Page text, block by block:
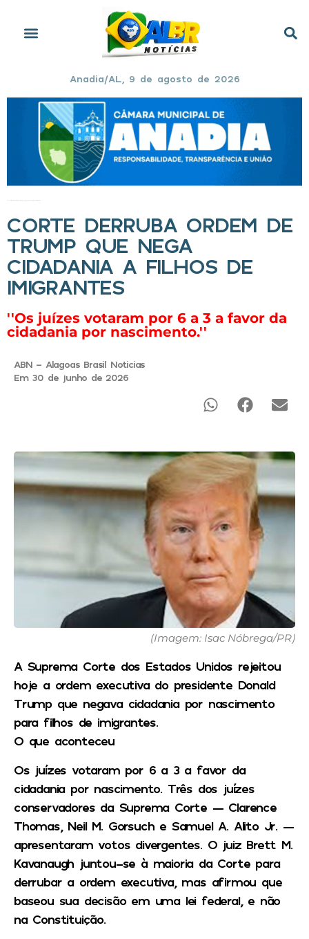
Anadia/AL, 9 de agosto de 2026
CORTE DERRUBA ORDEM DE
TRUMP QUE NEGA
CIDADANIA A FILHOS DE
IMIGRANTES
''Os juízes votaram por 6 a 3 a favor da
cidadania por nascimento.''
ABN - Alagoas Brasil Noticias
Em 30 de junho de 2026
(Imagem: Isac Nóbrega/PR)
A Suprema Corte dos Estados Unidos rejeitou
hoje a ordem executiva do presidente Donald
Trump que negava cidadania por nascimento
para filhos de imigrantes.
O que aconteceu
Os juízes votaram por 6 a 3 a favor da
cidadania por nascimento. Três dos juízes
conservadores da Suprema Corte — Clarence
Thomas, Neil M. Gorsuch e Samuel A. Alito Jr. —
apresentaram votos divergentes. O juiz Brett M.
Kavanaugh juntou-se à maioria da Corte para
derrubar a ordem executiva, mas afirmou que
baseou sua decisão em uma lei federal, e não
na Constituição.